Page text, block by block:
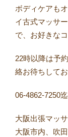
ボディケアも
イ古式マッサ
で、お好きな
22時以降は予
絡お待ちしてお
06-4862-7250
大阪出張マッ
大阪市内、吹